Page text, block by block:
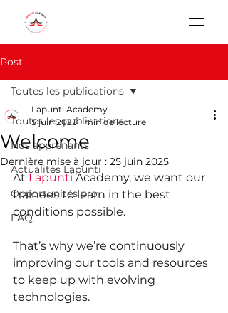
Post
Toutes les publications
Nos apprenants
Actualités Lapunti
Opportunités pro
FAQ
Toutes les publications
Welcome
Lapunti Academy
5 juin 2025 1 min de lecture
Dernière mise à jour : 25 juin 2025
At Lapunti Academy, we want our
trainees to learn in the best
conditions possible.
That’s why we’re continuously
improving our tools and resources
to keep up with evolving
technologies.